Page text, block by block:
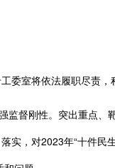
室将依法履职尽责，
督刚性。突出重点、
实，对2023年“十件